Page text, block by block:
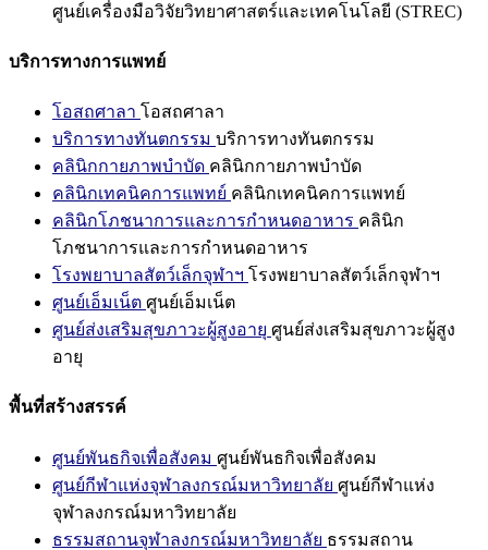
ศูนย์เครื่องมือวิจัยวิทยาศาสตร์และเทคโนโลยี (STREC)
บริการทางการแพทย์
โอสถศาลา โอสถศาลา
บริการทางทันตกรรม บริการทางทันตกรรม
คลินิกกายภาพบำบัด คลินิกกายภาพบำบัด
คลินิกเทคนิคการแพทย์ คลินิกเทคนิคการแพทย์
คลินิกโภชนาการและการกำหนดอาหาร คลินิก
โภชนาการและการกำหนดอาหาร
โรงพยาบาลสัตว์เล็กจุฬาฯ โรงพยาบาลสัตว์เล็กจุฬาฯ
ศูนย์เอ็มเน็ต ศูนย์เอ็มเน็ต
ศูนย์ส่งเสริมสุขภาวะผู้สูงอายุ ศูนย์ส่งเสริมสุขภาวะผู้สูง
อายุ
พื้นที่สร้างสรรค์
ศูนย์พันธกิจเพื่อสังคม ศูนย์พันธกิจเพื่อสังคม
ศูนย์กีฬาแห่งจุฬาลงกรณ์มหาวิทยาลัย ศูนย์กีฬาแห่ง
จุฬาลงกรณ์มหาวิทยาลัย
ธรรมสถานจุฬาลงกรณ์มหาวิทยาลัย ธรรมสถาน